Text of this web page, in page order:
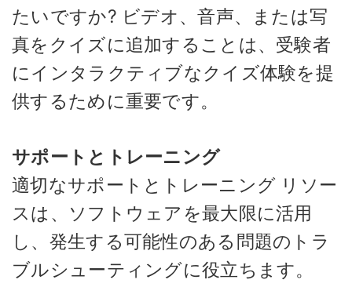
たいですか? ビデオ、音声、または写
真をクイズに追加することは、受験者
にインタラクティブなクイズ体験を提
供するために重要です。
サポートとトレーニング
適切なサポートとトレーニング リソー
スは、ソフトウェアを最大限に活用
し、発生する可能性のある問題のトラ
ブルシューティングに役立ちます。